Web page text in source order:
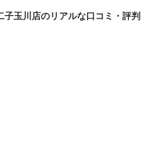
子玉川店のリアルな口コミ・評判